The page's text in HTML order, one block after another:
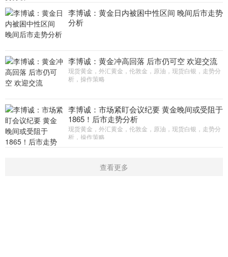
李博诚：黄金日内被困中性区间 晚间后市走势
分析
李博诚：黄金冲高回落 后市仍可空 欢迎交流
现货黄金，外汇黄金，伦敦金，原油，现货白银，走势分
析，操作策略
李博诚：市场紧盯会议纪要 黄金晚间或受阻于
1865！后市走势分析
现货黄金，外汇黄金，伦敦金，原油，现货白银，走势分
析，操作策略
查看更多